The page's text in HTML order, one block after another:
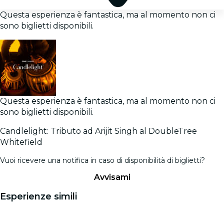
Questa esperienza è fantastica, ma al momento non ci
sono biglietti disponibili.
Questa esperienza è fantastica, ma al momento non ci
sono biglietti disponibili.
Candlelight: Tributo ad Arijit Singh al DoubleTree
Whitefield
Vuoi ricevere una notifica in caso di disponibilità di biglietti?
Avvisami
Esperienze simili